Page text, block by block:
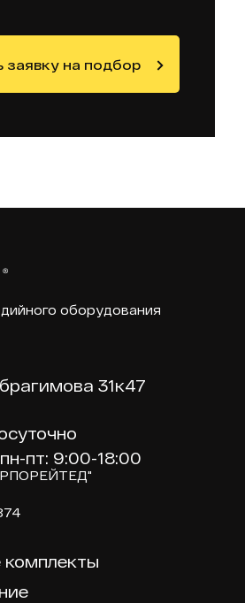
заявку на подбор
оборудования
31к47
пт: 9:00-18:00
комплекты